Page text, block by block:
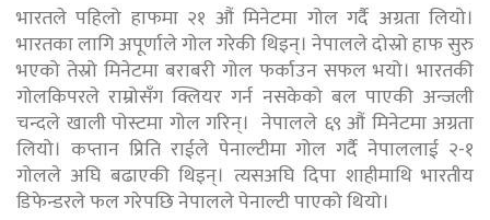
भारतले पहिलो हाफमा २१ औं मिनेटमा गोल गर्दै अग्रता लियो।
भारतका लागि अपूर्णाले गोल गरेकी थिइन्। नेपालले दोस्रो हाफ सुरु
भएको तेस्रो मिनेटमा बराबरी गोल फर्काउन सफल भयो। भारतकी
गोलकिपरले राम्रोसँग क्लियर गर्न नसकेको बल पाएकी अन्जली
चन्दले खाली पोस्टमा गोल गरिन्। नेपालले ६९ औं मिनेटमा अग्रता
लियो। कप्तान प्रिति राईले पेनाल्टीमा गोल गर्दै नेपाललाई २-१
गोलले अघि बढाएकी थिइन्। त्यसअघि दिपा शाहीमाथि भारतीय
डिफेन्डरले फल गरेपछि नेपालले पेनाल्टी पाएको थियो।